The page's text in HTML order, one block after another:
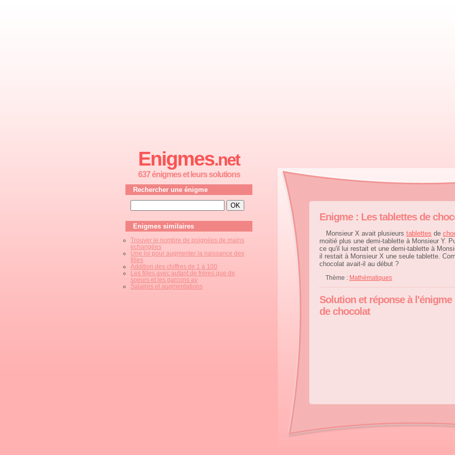
Enigme : Les tablettes de
Monsieur X avait plusieurs tablettes de
moitié plus une demi-tablette à Monsieur Y.
ce qu'il lui restait et une demi-tablette à
il restait à Monsieur X une seule tablette.
chocolat avait-il au début ?
Thème : Mathématiques
Solution et réponse à
de chocolat
Enigmes.net
637 énigmes et leurs solutions
Rechercher une énigme
Enigmes similaires
Trouver le nombre de poignées de mains
echangées
Une loi pour augmenter la naissance des
filles
Addition des chiffres de 1 à 100
Les filles avec autant de frères que de
soeurs et les garcons av
Salaires et augmentations